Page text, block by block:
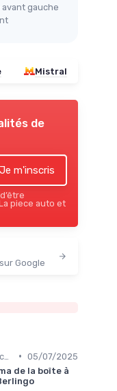
gauche
Mistral
de
m'inscris
piece auto et
Google
• 05/07/2025
de la boîte à